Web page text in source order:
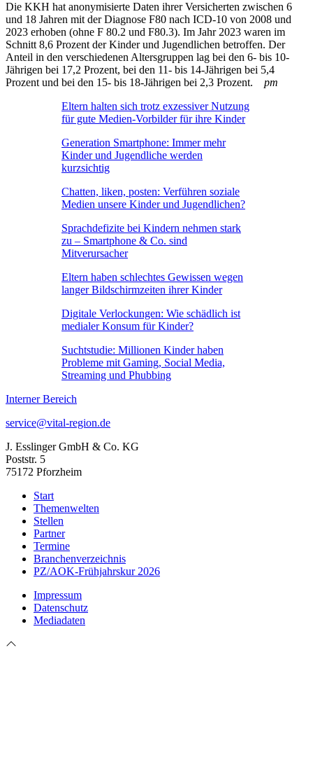
Die KKH hat anonymisierte Daten ihrer Versicherten zwischen 6
und 18 Jahren mit der Diagnose F80 nach ICD-10 von 2008 und
2023 erhoben (ohne F 80.2 und F80.3). Im Jahr 2023 waren im
Schnitt 8,6 Prozent der Kinder und Jugendlichen betroffen. Der
Anteil in den verschiedenen Altersgruppen lag bei den 6- bis 10-
Jährigen bei 17,2 Prozent, bei den 11- bis 14-Jährigen bei 5,4
Prozent und bei den 15- bis 18-Jährigen bei 2,3 Prozent. pm
Eltern halten sich trotz exzessiver Nutzung
für gute Medien-Vorbilder für ihre Kinder
Generation Smartphone: Immer mehr
Kinder und Jugendliche werden
kurzsichtig
Chatten, liken, posten: Verführen soziale
Medien unsere Kinder und Jugendlichen?
Sprachdefizite bei Kindern nehmen stark
zu – Smartphone & Co. sind
Mitverursacher
Eltern haben schlechtes Gewissen wegen
langer Bildschirmzeiten ihrer Kinder
Digitale Verlockungen: Wie schädlich ist
medialer Konsum für Kinder?
Suchtstudie: Millionen Kinder haben
Probleme mit Gaming, Social Media,
Streaming und Phubbing
Interner Bereich
service@vital-region.de
J. Esslinger GmbH & Co. KG
Poststr. 5
75172 Pforzheim
Start
Themenwelten
Stellen
Partner
Termine
Branchenverzeichnis
PZ/AOK-Frühjahrskur 2026
Impressum
Datenschutz
Mediadaten